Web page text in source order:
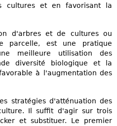
cultures et en favorisant la
d'arbres et de cultures ou
parcelle, est une pratique
meilleure utilisation des
diversité biologique et la
à l'augmentation des
stratégies d'atténuation des
Il suffit d'agir sur trois
et substituer. Le premier